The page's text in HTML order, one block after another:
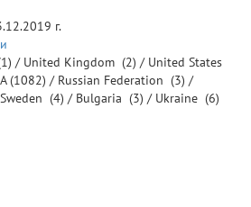
г.
/ United Kingdom (2) / United States
(1082) / Russian Federation (3) /
Sweden (4) / Bulgaria (3) / Ukraine (6)